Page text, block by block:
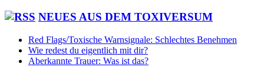
NEUES AUS DEM TOXIVERSUM
Red Flags/Toxische Warnsignale: Schlechtes Benehmen
Wie redest du eigentlich mit dir?
Aberkannte Trauer: Was ist das?